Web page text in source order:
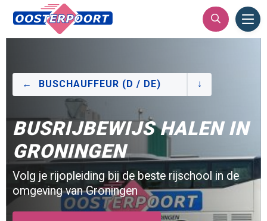
BUSCHAUFFEUR (D / DE)
BUSRIJBEWIJS HALEN IN
GRONINGEN
Volg je rijopleiding bij de beste rijschool in de
omgeving van Groningen